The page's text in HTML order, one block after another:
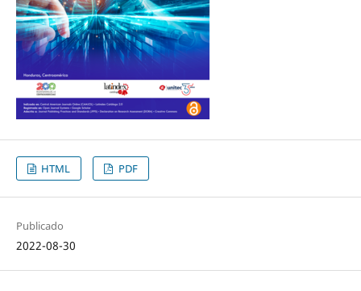
HTML PDF
Publicado
2022-08-30